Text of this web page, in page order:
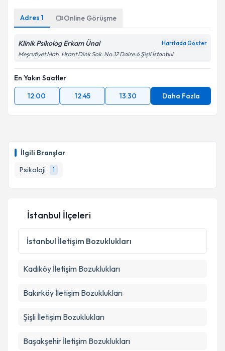
İlgili Branşlar
Psikoloji
1
Adres 1 Online Görüşme
Klinik Psikolog Erkam Ünal Haritada Göster
Meşrutiyet Mah. Hrant Dink Sok: No:12 Daire:6 Şişli İstanbul
En Yakın Saatler
12:00
12:45 13:30 Daha Fazla
İstanbul İlçeleri
İstanbul İletişim Bozuklukları
Kadıköy İletişim Bozuklukları
Bakırköy İletişim Bozuklukları
Şişli İletişim Bozuklukları
Başakşehir İletişim Bozuklukları